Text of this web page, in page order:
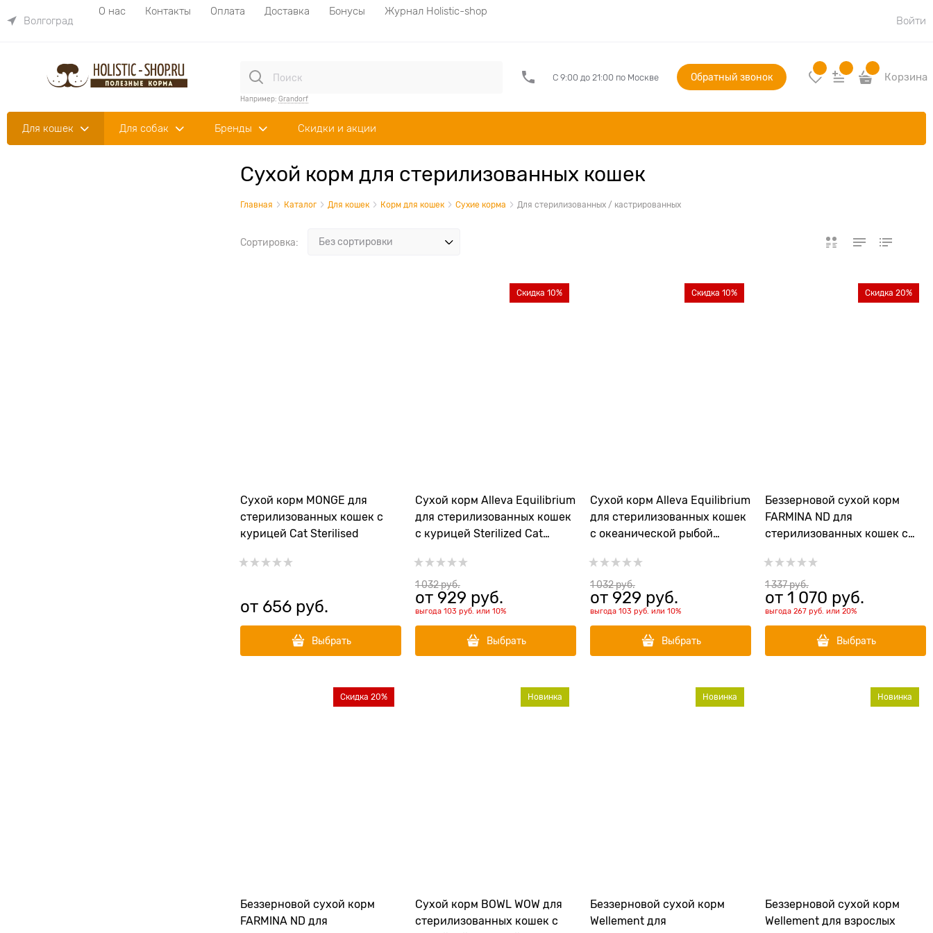
Волгоград
О нас Контакты Оплата Доставка Бонусы
Журнал Holistic-shop
Войти
Например: Grandorf
С 9:00 до 21:00 по Москве Обратный звонок Корзина
Для кошек Для собак Бренды Скидки и акции
Сухой корм для стерилизованных кошек
Главная Каталог Для кошек Корм для кошек Сухие корма Для стерилизованных / кастрированных
Сортировка:
Сухой корм MONGE для
стерилизованных кошек с
курицей Cat Sterilised
от 656 руб.
Выбрать
Сухой корм Alleva Equilibrium
для стерилизованных кошек
с курицей Sterilized Cat
Скидка 10%
1 032 руб.
от 929 руб.
выгода 103 руб. или 10%
Выбрать
Сухой корм Alleva Equilibrium
для стерилизованных кошек
с океанической рыбой
Скидка 10%
1 032 руб.
от 929 руб.
выгода 103 руб. или 10%
Выбрать
Беззерновой cухой корм
FARMINA ND для
стерилизованных кошек с
(Pumpkin Lamb/Blueberry
Neutered Adult)
Скидка 20%
1 337 руб.
от 1 070 руб.
выгода 267 руб. или 20%
Выбрать
Беззерновой cухой корм
FARMINA ND для
Скидка 20%
Сухой корм BOWL WOW для
стерилизованных кошек с
Новинка
Беззерновой сухой корм
Wellement для
Новинка
Беззерновой сухой корм
Wellement для взрослых
Новинка